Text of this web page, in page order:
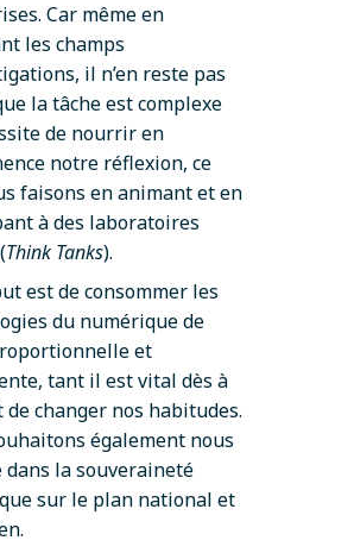
Car même en
les champs
il n’en reste pas
la tâche est complexe
de nourrir en
notre réflexion, ce
faisons en animant et en
à des laboratoires
Think Tanks).
est de consommer les
du numérique de
et
tant il est vital dès à
de changer nos habitudes.
également nous
dans la souveraineté
sur le plan national et